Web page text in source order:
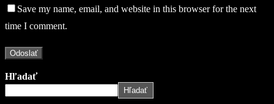
Save my name, email, and website in this browser for the next
time I comment.
Hľadať
Hľadať